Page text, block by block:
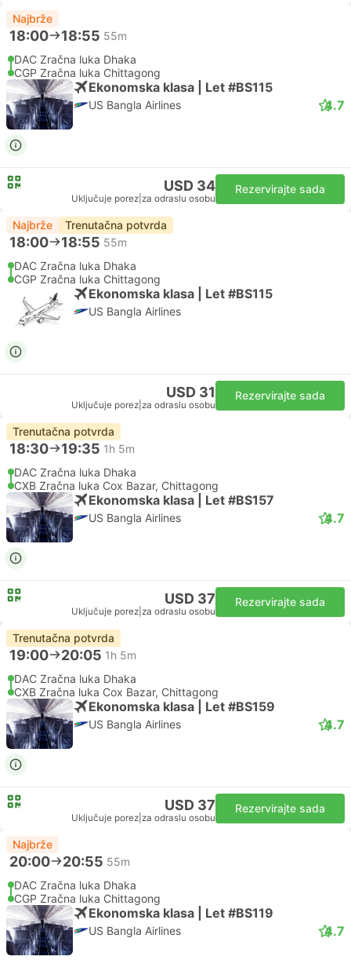
Najbrže
18:00 18:55 55m
DAC Zračna luka Dhaka
CGP Zračna luka Chittagong
Ekonomska klasa | Let #BS115
US Bangla Airlines 4.7
USD 34
Uključuje porez za odraslu osobu
Rezervirajte sada
Najbrže Trenutačna potvrda
18:00 18:55 55m
DAC Zračna luka Dhaka
CGP Zračna luka Chittagong
Ekonomska klasa | Let #BS115
US Bangla Airlines
USD 31
Uključuje porez za odraslu osobu
Rezervirajte sada
Trenutačna potvrda
18:30 19:35 1h 5m
DAC Zračna luka Dhaka
CXB Zračna luka Cox Bazar, Chittagong
Ekonomska klasa | Let #BS157
US Bangla Airlines 4.7
USD 37
Uključuje porez za odraslu osobu
Rezervirajte sada
Trenutačna potvrda
19:00 20:05 1h 5m
DAC Zračna luka Dhaka
CXB Zračna luka Cox Bazar, Chittagong
Ekonomska klasa | Let #BS159
US Bangla Airlines 4.7
USD 37
Uključuje porez za odraslu osobu
Rezervirajte sada
Najbrže
20:00 20:55 55m
DAC Zračna luka Dhaka
CGP Zračna luka Chittagong
Ekonomska klasa | Let #BS119
US Bangla Airlines 4.7